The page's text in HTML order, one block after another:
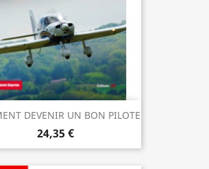
DEVENIR UN BON PILOTE
24,35 €